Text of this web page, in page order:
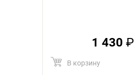
1 430 ₽
В корзину